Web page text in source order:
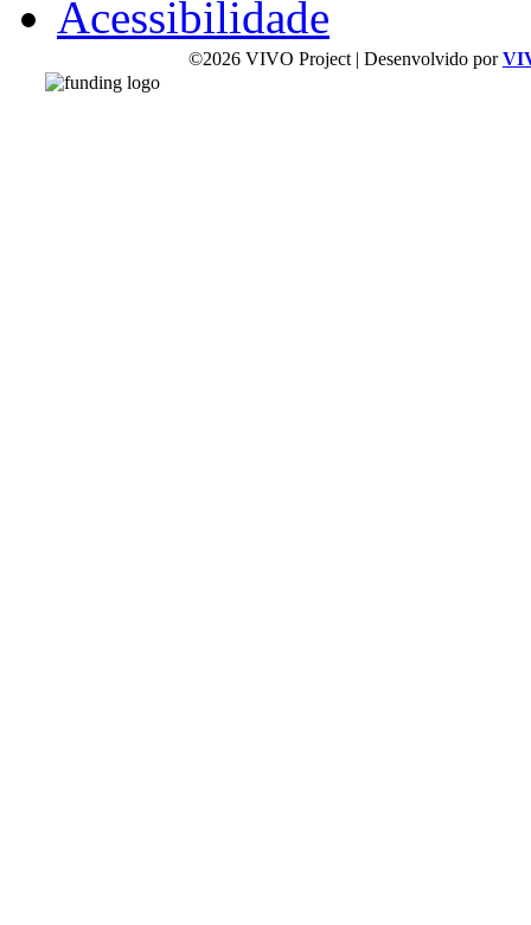
Acessibilidade
©2026 VIVO Project | Desenvolvido por